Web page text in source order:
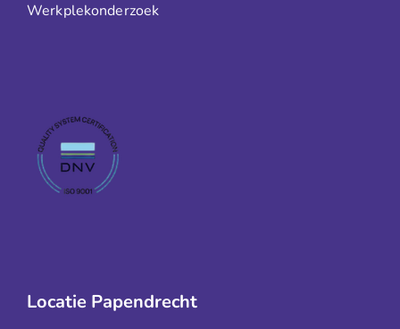
Werkplekonderzoek
Locatie Papendrecht